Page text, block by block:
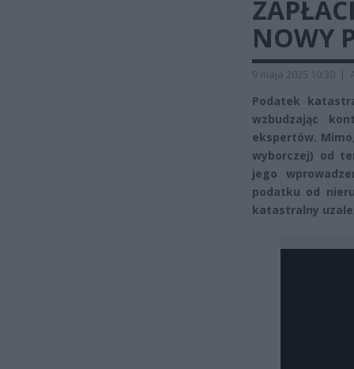
NOWY
9 maja 2025 10:30 |
Podatek
wzbudzając
ekspertów.
wyborczej) od
jego
podatku od
katastralny